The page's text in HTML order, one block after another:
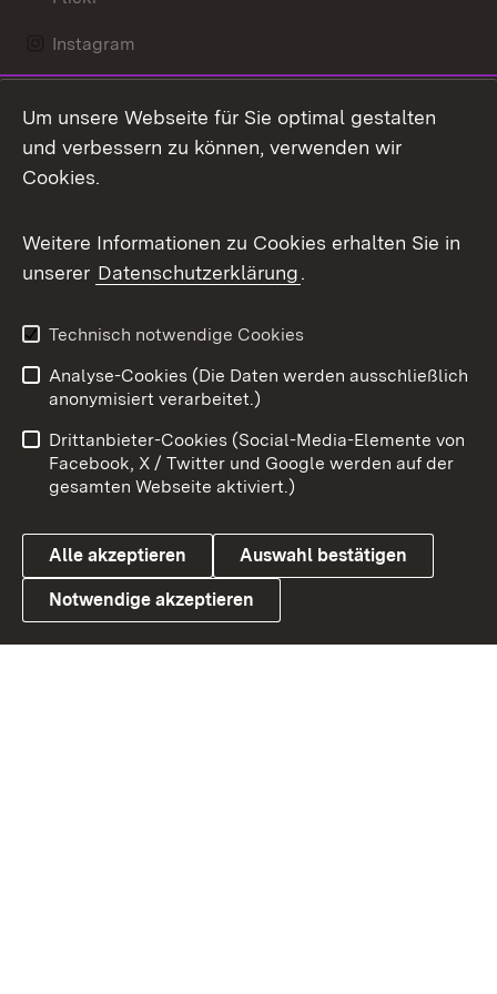
Instagram
Mastodon
Messenger
Social Wall
X / Twitter
Youtube
Link zum Landesportal
Benutzungshinweise
Barrierefreiheit
Datenschutz
Cookies
Um unsere Webseite für Sie optimal gestalten
und verbessern zu können, verwenden wir
Cookies.
Weitere Informationen zu Cookies erhalten Sie in
unserer Datenschutzerklärung.
Technisch notwendige Cookies
Analyse-Cookies (Die Daten werden ausschließlich
anonymisiert verarbeitet.)
Drittanbieter-Cookies (Social-Media-Elemente von
Facebook, X / Twitter und Google werden auf der
gesamten Webseite aktiviert.)
Alle akzeptieren Auswahl bestätigen
Notwendige akzeptieren